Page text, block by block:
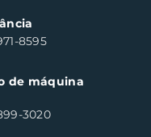
8595
de máquina
3020